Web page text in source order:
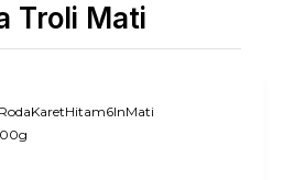
Troli Mati